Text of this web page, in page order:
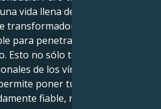
vida llena de profunda
transformadoras y una
para penetrar hasta el
Esto no sólo te hace sentir las
de los vínculos humanos,
poner tu energía en
fiable, nutritivo y leal.